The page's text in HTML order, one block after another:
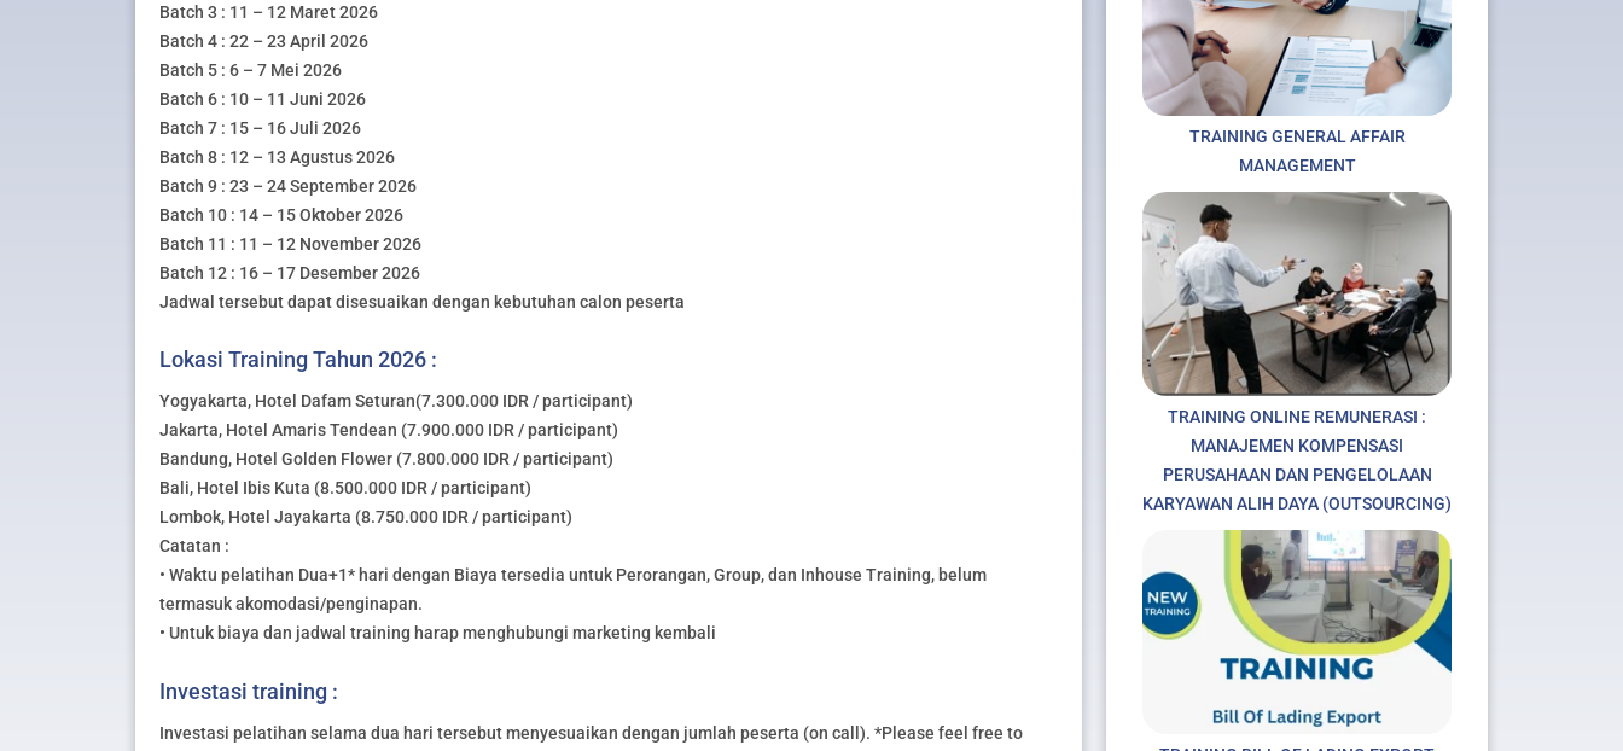
Batch 3 : 11 – 12 Maret 2026
Batch 4 : 22 – 23 April 2026
Batch 5 : 6 – 7 Mei 2026
Batch 6 : 10 – 11 Juni 2026
Batch 7 : 15 – 16 Juli 2026
Batch 8 : 12 – 13 Agustus 2026
Batch 9 : 23 – 24 September 2026
Batch 10 : 14 – 15 Oktober 2026
Batch 11 : 11 – 12 November 2026
Batch 12 : 16 – 17 Desember 2026
Jadwal tersebut dapat disesuaikan dengan kebutuhan calon peserta
Lokasi Training Tahun 2026 :
Yogyakarta, Hotel Dafam Seturan(7.300.000 IDR / participant)
Jakarta, Hotel Amaris Tendean (7.900.000 IDR / participant)
Bandung, Hotel Golden Flower (7.800.000 IDR / participant)
Bali, Hotel Ibis Kuta (8.500.000 IDR / participant)
Lombok, Hotel Jayakarta (8.750.000 IDR / participant)
Catatan :
• Waktu pelatihan Dua+1* hari dengan Biaya tersedia untuk Perorangan, Group, dan Inhouse Training, belum
termasuk akomodasi/penginapan.
• Untuk biaya dan jadwal training harap menghubungi marketing kembali
Investasi training :
Investasi pelatihan selama dua hari tersebut menyesuaikan dengan jumlah peserta (on call). *Please feel free to
TRAINING GENERAL AFFAIR
MANAGEMENT
TRAINING ONLINE REMUNERASI :
MANAJEMEN KOMPENSASI
PERUSAHAAN DAN PENGELOLAAN
KARYAWAN ALIH DAYA (OUTSOURCING)